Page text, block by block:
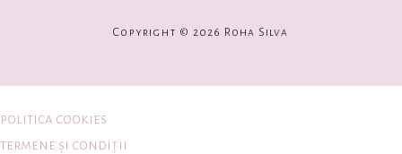
Copyright © 2026 Roha Silva
politica cookies
termene și condiții